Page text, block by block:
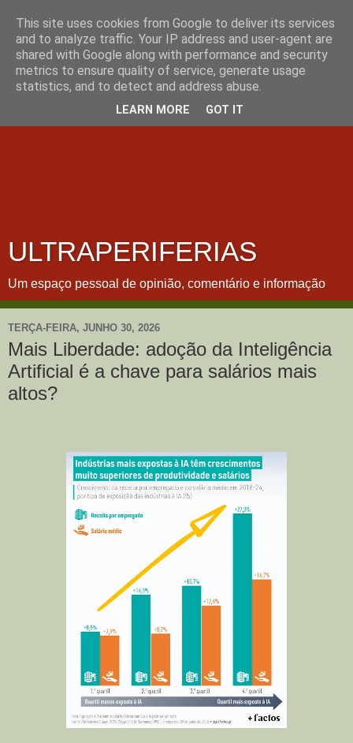
ULTRAPERIFERIAS
Um espaço pessoal de opinião, comentário e informação
TERÇA-FEIRA, JUNHO 30, 2026
Mais Liberdade: adoção da Inteligência
Artificial é a chave para salários mais
altos?
This site uses cookies from Google to deliver its services
and to analyze traffic. Your IP address and user-agent are
shared with Google along with performance and security
metrics to ensure quality of service, generate usage
statistics, and to detect and address abuse.
LEARN MORE GOT IT